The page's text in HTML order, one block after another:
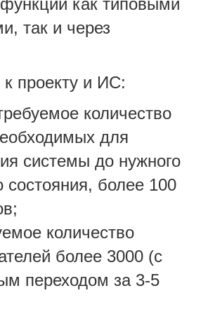
так и через
проекту и ИС:
количество
для
системы до нужного
состояния, более 100
количество
более 3000 (с
переходом за 3-5